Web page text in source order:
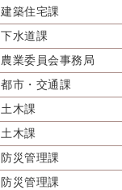
建築住宅課
下水道課
農業委員会事務局
都市・交通課
土木課
土木課
防災管理課
防災管理課